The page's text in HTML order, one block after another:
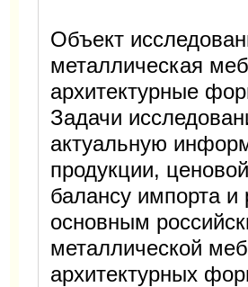
Объект
металлическая
архитектурные
Задачи
актуальную
продукции,
балансу импорта и
основным
металлической
архитектурных